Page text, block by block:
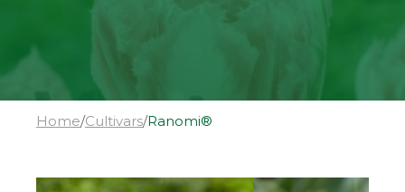
Home/Cultivars/Ranomi®